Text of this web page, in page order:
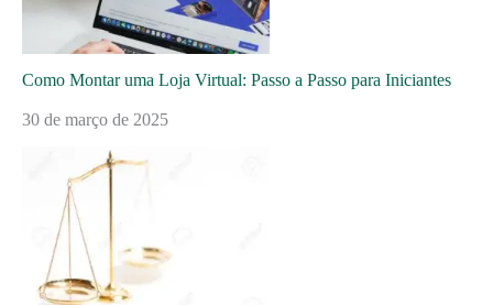
Como Montar uma Loja Virtual: Passo a Passo para Iniciantes
30 de março de 2025